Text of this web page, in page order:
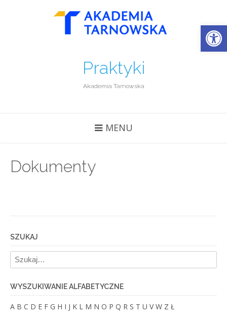
Praktyki
Akademia Tarnowska
MENU
Dokumenty
SZUKAJ
WYSZUKIWANIE ALFABETYCZNE
A B C D E F G H I J K L M N O P Q R S T U V W Z Ł